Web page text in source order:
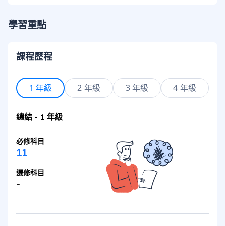
學習重點
課程歷程
1 年級 2 年級 3 年級 4 年級
總結 - 1 年級
必修科目
11
選修科目
-